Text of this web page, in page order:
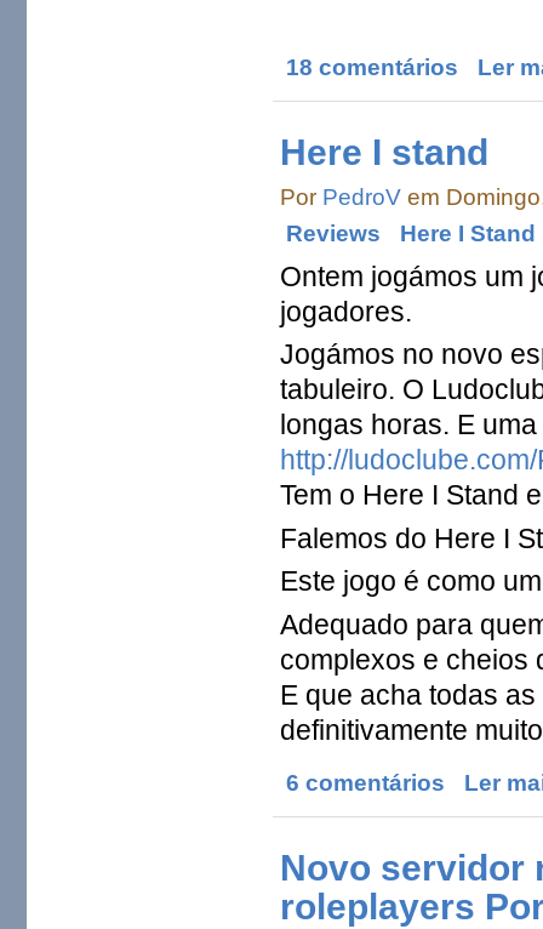
18 comentários Ler
Here I stand
Por PedroV em
Reviews
Here I Stand
Ontem jogámos um
jogadores.
Jogámos no novo
tabuleiro. O
longas horas. E
http://
Tem o Here I Stand
Falemos do Here I
Este jogo é como
Adequado para
complexos e cheios
E que acha todas
definitivamente
6 comentários Ler
Novo servidor
roleplayers